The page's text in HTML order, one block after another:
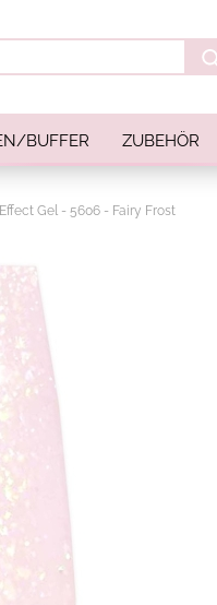
BUFFER ZUBEHÖR
Effect Gel - 5606 - Fairy Frost